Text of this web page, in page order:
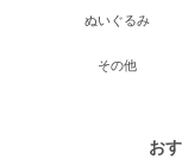
ぬいぐるみ
その他
お